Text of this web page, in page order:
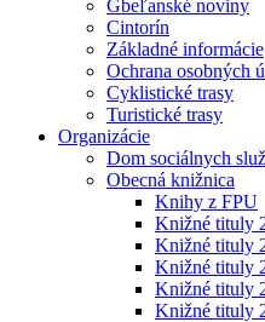
Gbeľanské noviny
Cintorín
Základné informácie
Ochrana osobných
Cyklistické trasy
Turistické trasy
Organizácie
Dom sociálnych
Obecná knižnica
Knihy z FPU
Knižné tituly
Knižné tituly
Knižné tituly
Knižné tituly
Knižné tituly